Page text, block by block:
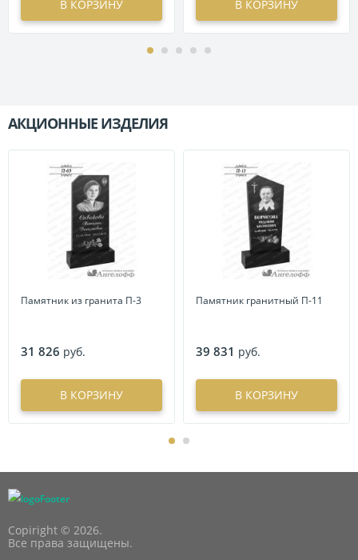
В КОРЗИНУ В КОРЗИНУ
АКЦИОННЫЕ ИЗДЕЛИЯ
Памятник из гранита П-3
31 826 руб.
В КОРЗИНУ
Памятник гранитный П-11
39 831 руб.
В КОРЗИНУ
Copiright © 2026.
Все права защищены.